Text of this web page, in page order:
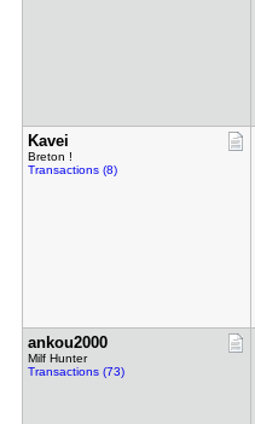
Kavei
Breton !
Transactions (8)
ankou2000
Milf Hunter
Transactions (73)